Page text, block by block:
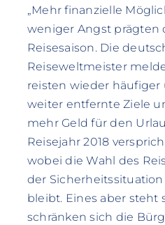
„Mehr finanzielle
weniger Angst prägten
Reisesaison. Die
Reiseweltmeister
reisten wieder häufiger
weiter entfernte Ziele
mehr Geld für den
Reisejahr 2018
wobei die Wahl des
der
bleibt. Eines aber steht
schränken sich die